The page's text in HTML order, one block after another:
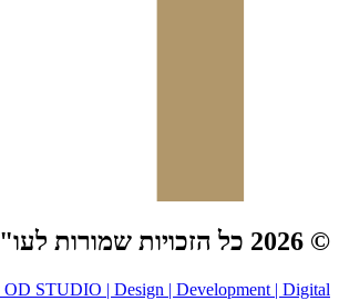
© 2026 כל הזכויות שמורות לעו"ד אוראל הרשקוביץ
STUDIO | Design | Development | Digital